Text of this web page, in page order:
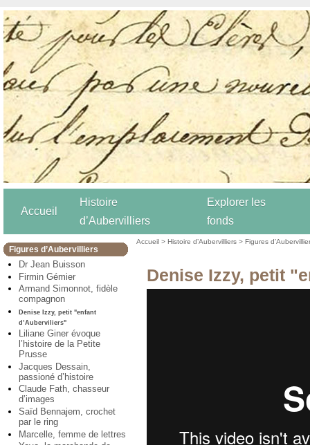
Accueil
Histoire
d’Aubervilliers
Explorer les
fonds
Figures d’Aubervilliers
Dr Jean Buisson
Firmin Gémier
Armand Simonnot, fidèle
compagnon
Denise Izzy, petit "enfant
d’Auberviliers"
Liliane Giner évoque
l’histoire de la Petite
Prusse
Jacques Dessain,
passioné d’histoire
Claude Fath, chasseur
d’images
Saïd Bennajem, crochet
par le ring
Marcelle, femme de lettres
Accueil >Histoire d’Aubervilliers>Figures
Denise Izzy, petit